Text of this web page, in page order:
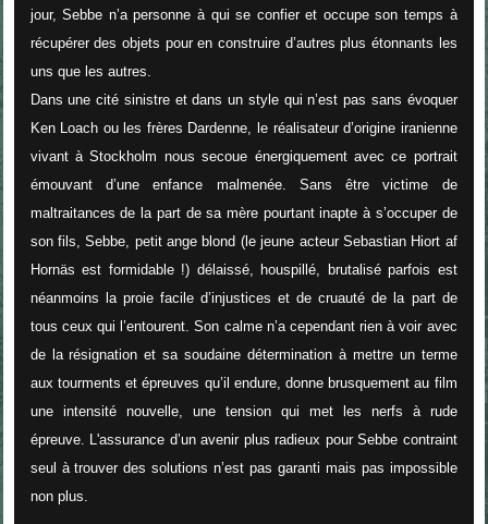
jour, Sebbe n’a personne à qui se confier et occupe son temps à
récupérer des objets pour en construire d’autres plus étonnants les
uns que les autres.
Dans une cité sinistre et dans un style qui n’est pas sans évoquer
Ken Loach ou les frères Dardenne, le réalisateur d’origine iranienne
vivant à Stockholm nous secoue énergiquement avec ce portrait
émouvant d’une enfance malmenée. Sans être victime de
maltraitances de la part de sa mère pourtant inapte à s’occuper de
son fils, Sebbe, petit ange blond (le jeune acteur Sebastian Hiort af
Hornäs est formidable !) délaissé, houspillé, brutalisé parfois est
néanmoins la proie facile d’injustices et de cruauté de la part de
tous ceux qui l’entourent. Son calme n’a cependant rien à voir avec
de la résignation et sa soudaine détermination à mettre un terme
aux tourments et épreuves qu’il endure, donne brusquement au film
une intensité nouvelle, une tension qui met les nerfs à rude
épreuve. L'assurance d’un avenir plus radieux pour Sebbe contraint
seul à trouver des solutions n’est pas garanti mais pas impossible
non plus.